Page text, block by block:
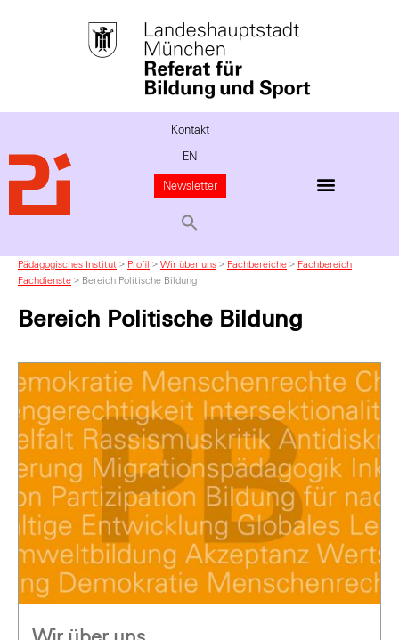
Kontakt
EN
Newsletter
Pädagogisches Institut > Profil > Wir über uns > Fachbereiche > Fachbereich
Fachdienste > Bereich Politische Bildung
Bereich Politische Bildung